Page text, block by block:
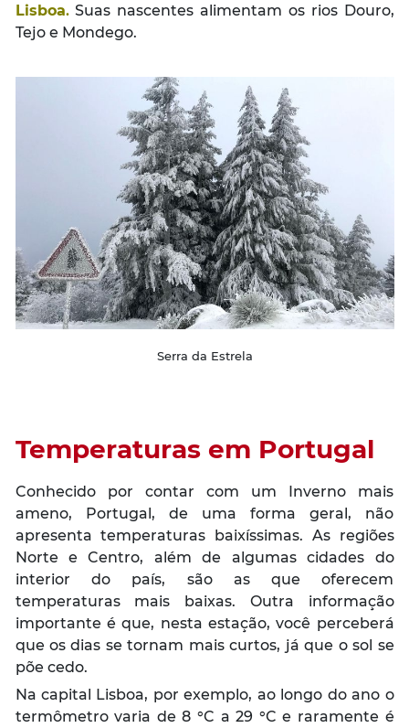
Lisboa.Suas nascentes alimentam os rios Douro,
Tejo e Mondego.
Serra da Estrela
Temperaturasem Portugal
Conhecido por contar com um Inverno mais
ameno, Portugal, de uma forma geral, não
apresenta temperaturas baixíssimas. As regiões
Norte e Centro, além de algumas cidades do
interior do país, são as que oferecem
temperaturas mais baixas. Outra informação
importante é que, nesta estação, você perceberá
que os dias se tornam mais curtos, já que o sol se
põe cedo.
Na capital Lisboa, por exemplo, ao longo do ano o
termômetro varia de 8 °C a 29 °C e raramente é